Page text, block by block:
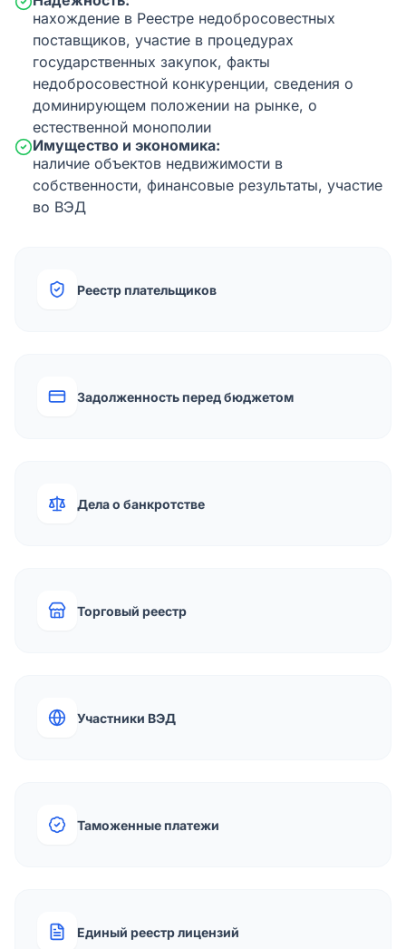
нахождение в Реестре недобросовестных
поставщиков, участие в процедурах
государственных закупок, факты
недобросовестной конкуренции, сведения о
доминирующем положении на рынке, о
естественной монополии
Имущество и экономика:
наличие объектов недвижимости в
собственности, финансовые результаты, участие
во ВЭД
Реестр плательщиков
Задолженность перед бюджетом
Дела о банкротстве
Торговый реестр
Участники ВЭД
Таможенные платежи
Единый реестр лицензий